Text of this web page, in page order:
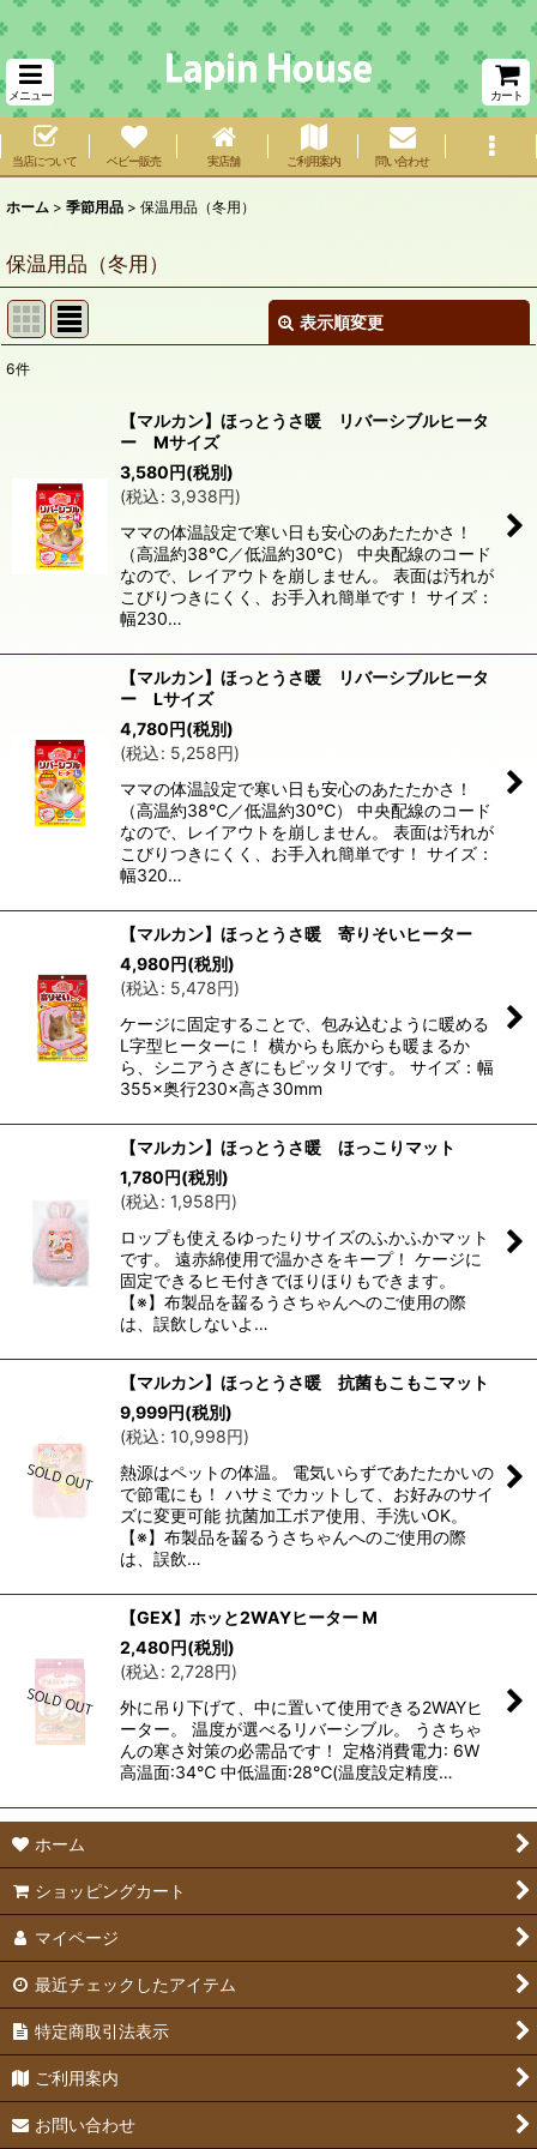
メニュー カート
当店について ベビー販売 実店舗 ご利用案内 問い合わせ
ホーム > 季節用品 > 保温用品（冬用）
保温用品（冬用）
表示順変更
並び順:
絞り込む
6件
【マルカン】ほっとうさ暖 リバーシブルヒータ
ー Mサイズ
3,580円(税別)
(税込: 3,938円)
ママの体温設定で寒い日も安心のあたたかさ！
（高温約38℃／低温約30℃） 中央配線のコード
なので、レイアウトを崩しません。 表面は汚れが
こびりつきにくく、お手入れ簡単です！ サイズ：
幅230…
【マルカン】ほっとうさ暖 リバーシブルヒータ
ー Lサイズ
4,780円(税別)
(税込: 5,258円)
ママの体温設定で寒い日も安心のあたたかさ！
（高温約38℃／低温約30℃） 中央配線のコード
なので、レイアウトを崩しません。 表面は汚れが
こびりつきにくく、お手入れ簡単です！ サイズ：
幅320…
【マルカン】ほっとうさ暖 寄りそいヒーター
4,980円(税別)
(税込: 5,478円)
ケージに固定することで、包み込むように暖める
L字型ヒーターに！ 横からも底からも暖まるか
ら、シニアうさぎにもピッタリです。 サイズ：幅
355×奥行230×高さ30mm
【マルカン】ほっとうさ暖 ほっこりマット
1,780円(税別)
(税込: 1,958円)
ロップも使えるゆったりサイズのふかふかマット
です。 遠赤綿使用で温かさをキープ！ ケージに
固定できるヒモ付きでほりほりもできます。
【※】布製品を齧るうさちゃんへのご使用の際
は、誤飲しないよ…
【マルカン】ほっとうさ暖 抗菌もこもこマット
9,999円(税別)
(税込: 10,998円)
熱源はペットの体温。 電気いらずであたたかいの
で節電にも！ ハサミでカットして、お好みのサイ
ズに変更可能 抗菌加工ボア使用、手洗いOK。
【※】布製品を齧るうさちゃんへのご使用の際
は、誤飲…
【GEX】ホッと2WAYヒーター M
2,480円(税別)
(税込: 2,728円)
外に吊り下げて、中に置いて使用できる2WAYヒ
ーター。 温度が選べるリバーシブル。 うさちゃ
んの寒さ対策の必需品です！ 定格消費電力: 6W
高温面:34℃ 中低温面:28℃(温度設定精度…
ホーム
ショッピングカート
マイページ
最近チェックしたアイテム
特定商取引法表示
ご利用案内
お問い合わせ